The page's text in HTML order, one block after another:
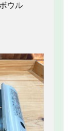
ウル